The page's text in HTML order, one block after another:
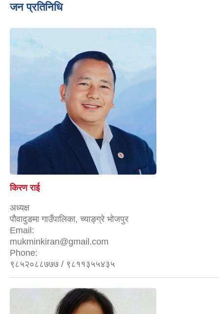
जन प्रतिनिधि
किरण राई
अध्यक्ष
पौवादुङमा गाउँपालिका, च्याङ्ग्रे भोजपुर
Email:
mukminkiran@gmail.com
Phone:
९८५२०८८७७७ / ९८११३५५४३५